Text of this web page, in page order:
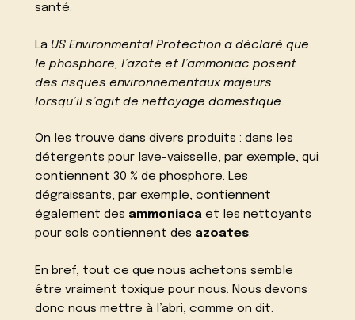
santé.
La US Environmental Protection a déclaré que
le phosphore, l’azote et l’ammoniac posent
des risques environnementaux majeurs
lorsqu’il s’agit de nettoyage domestique.
On les trouve dans divers produits : dans les
détergents pour lave-vaisselle, par exemple, qui
contiennent 30 % de phosphore. Les
dégraissants, par exemple, contiennent
également des ammoniaca et les nettoyants
pour sols contiennent des azoates.
En bref, tout ce que nous achetons semble
être vraiment toxique pour nous. Nous devons
donc nous mettre à l’abri, comme on dit.